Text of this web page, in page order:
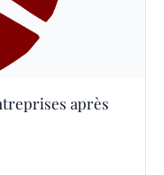
après